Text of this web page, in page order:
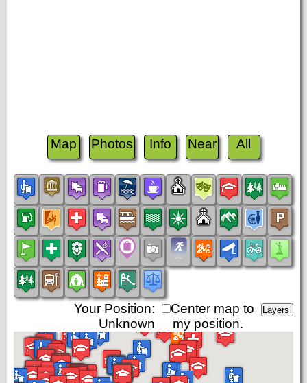
Map Photos Info Near All
Center map to
my position.
Your Position:
Unknown